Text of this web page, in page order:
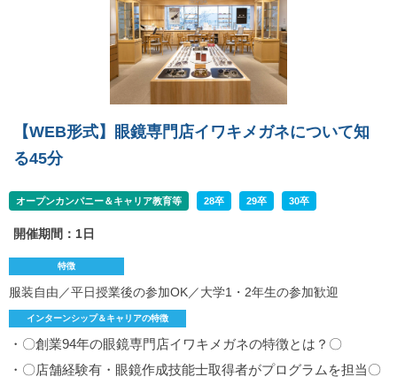
【WEB形式】眼鏡専門店イワキメガネについて知
る45分
オープンカンパニー＆キャリア教育等 28卒 29卒 30卒
開催期間：1日
特徴
服装自由／平日授業後の参加OK／大学1・2年生の参加歓迎
インターンシップ＆キャリアの特徴
・〇創業94年の眼鏡専門店イワキメガネの特徴とは？〇
・〇店舗経験有・眼鏡作成技能士取得者がプログラムを担当〇